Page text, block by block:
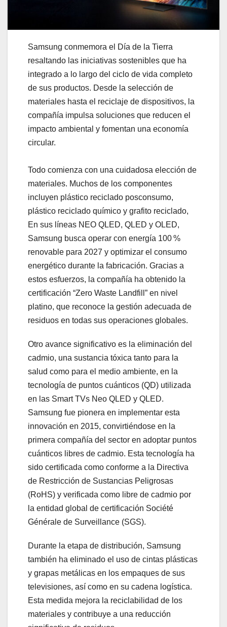
Samsung conmemora el Día de la Tierra
resaltando las iniciativas sostenibles que ha
integrado a lo largo del ciclo de vida completo
de sus productos. Desde la selección de
materiales hasta el reciclaje de dispositivos, la
compañía impulsa soluciones que reducen el
impacto ambiental y fomentan una economía
circular.
Todo comienza con una cuidadosa elección de
materiales. Muchos de los componentes
incluyen plástico reciclado posconsumo,
plástico reciclado químico y grafito reciclado,
En sus líneas NEO QLED, QLED y OLED,
Samsung busca operar con energía 100 %
renovable para 2027 y optimizar el consumo
energético durante la fabricación. Gracias a
estos esfuerzos, la compañía ha obtenido la
certificación “Zero Waste Landfill” en nivel
platino, que reconoce la gestión adecuada de
residuos en todas sus operaciones globales.
Otro avance significativo es la eliminación del
cadmio, una sustancia tóxica tanto para la
salud como para el medio ambiente, en la
tecnología de puntos cuánticos (QD) utilizada
en las Smart TVs Neo QLED y QLED.
Samsung fue pionera en implementar esta
innovación en 2015, convirtiéndose en la
primera compañía del sector en adoptar puntos
cuánticos libres de cadmio. Esta tecnología ha
sido certificada como conforme a la Directiva
de Restricción de Sustancias Peligrosas
(RoHS) y verificada como libre de cadmio por
la entidad global de certificación Société
Générale de Surveillance (SGS).
Durante la etapa de distribución, Samsung
también ha eliminado el uso de cintas plásticas
y grapas metálicas en los empaques de sus
televisiones, así como en su cadena logística.
Esta medida mejora la reciclabilidad de los
materiales y contribuye a una reducción